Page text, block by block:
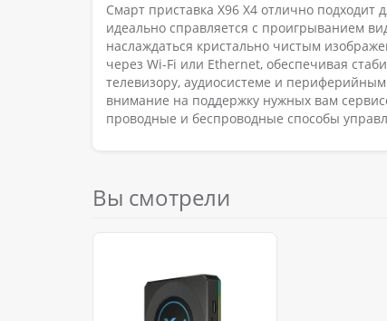
Смарт приставка X96 X4 отлично
идеально справляется с проигрыванием
наслаждаться кристально чистым
через Wi-Fi или Ethernet, обеспечивая
телевизору, аудиосистеме и
внимание на поддержку нужных вам
проводные и беспроводные способы
Вы смотрели